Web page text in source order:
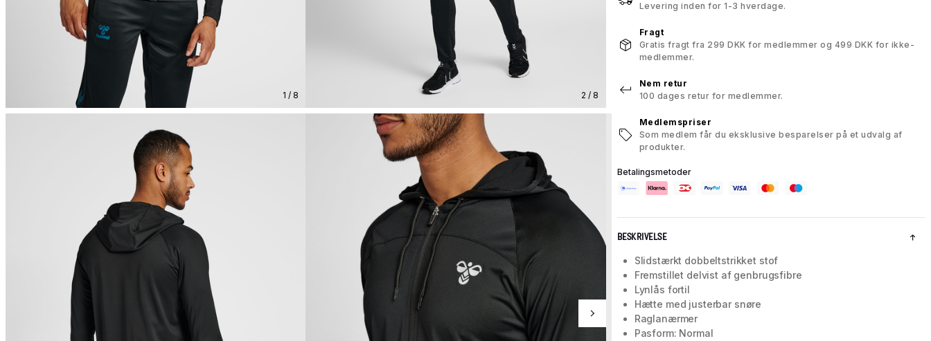
1 / 8 2 / 8
Levering inden for 1-3 hverdage.
Fragt
Gratis fragt fra 299 DKK for medlemmer og 499 DKK for ikke-
medlemmer.
Nem retur
100 dages retur for medlemmer.
Medlemspriser
Som medlem får du eksklusive besparelser på et udvalg af
produkter.
Betalingsmetoder
BESKRIVELSE
Slidstærkt dobbeltstrikket stof
Fremstillet delvist af genbrugsfibre
Lynlås fortil
Hætte med justerbar snøre
Raglanærmer
Pasform: Normal